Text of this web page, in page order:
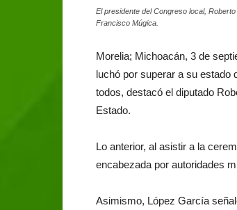
El presidente del Congreso local,
Francisco Múgica.
Morelia; Michoacán, 3 de
luchó por superar a su estado
todos, destacó el diputado
Estado.
Lo anterior, al asistir a la
encabezada por autoridades
Asimismo, López García